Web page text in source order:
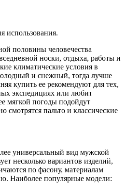
использования.
половины человечества
носки, отдыха, работы и
климатические условия в
и снежный, тогда лучше
купить ее рекомендуют для тех,
экспедициях или любит
мягкой погоды подойдут
смотрятся пальто и классические
универсальный вид мужской
несколько вариантов изделий,
по фасону, материалам
Наиболее популярные модели: